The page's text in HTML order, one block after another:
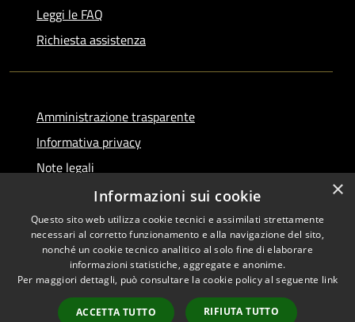
Leggi le FAQ
Richiesta assistenza
Amministrazione trasparente
Informativa privacy
Note legali
Dichiarazione di accessibilità
RSS
Accessibilità
Copyright © 2026 • Comune di
Municipium•
Accesso
×
Informazioni sui cookie
Questo sito web utilizza cookie tecnici e assimilati strettamente
necessari al corretto funzionamento e alla navigazione del sito,
nonché un cookie tecnico analitico al solo fine di elaborare
informazioni statistiche, aggregate e anonime.
Per maggiori dettagli, può consultare la cookie policy al seguente link
ACCETTA TUTTO RIFIUTA TUTTO